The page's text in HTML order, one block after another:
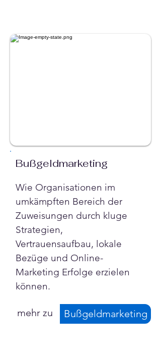
Bußgeldmarketing
Wie Organisationen im
umkämpften Bereich der
Zuweisungen durch kluge
Strategien,
Vertrauensaufbau, lokale
Bezüge und Online-
Marketing Erfolge erzielen
können.
mehr zu Bußgeldmarketing